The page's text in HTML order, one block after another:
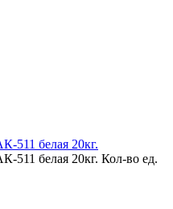
511 белая 20кг.
511 белая 20кг. Кол-во ед.